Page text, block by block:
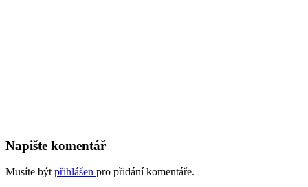
Napište komentář
Musíte být přihlášen pro přidání komentáře.